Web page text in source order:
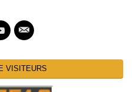
VISITEURS